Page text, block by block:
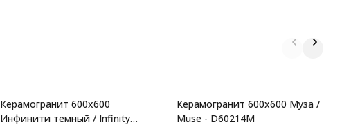
Керамогранит 600x600
Инфинити темный / Infinity
Керамогранит 600x600 Муза /
Muse - D60214M